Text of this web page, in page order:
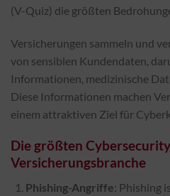
(V-Quiz) die größten
Versicherungen sammeln und
von sensiblen Kundendaten,
Informationen, medizinische
Diese Informationen machen
einem attraktiven Ziel für
Die größten
Versicherungsbranche
Phishing-Angriffe: Phishing